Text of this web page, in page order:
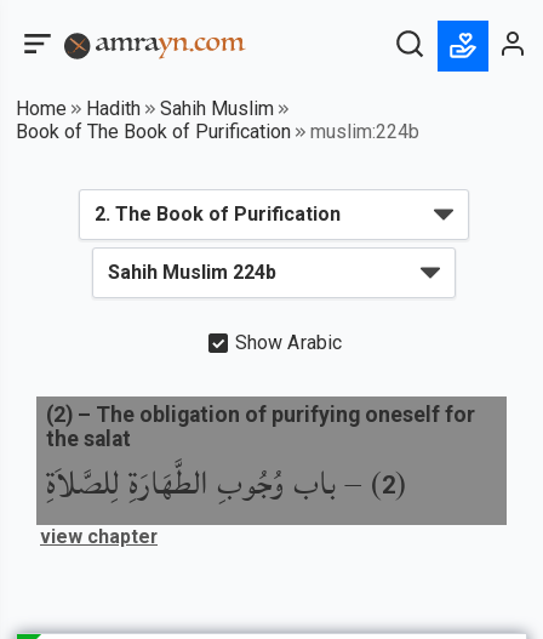
Home Hadith
Sahih Muslim
Book of The Book of Purification
muslim:224b
Show Arabic
(
2
) –باب وُجُوبِ الطَّهَارَةِ لِلصَّلاَةِ
(2) – The obligation of purifying oneself for
the salat
view chapter